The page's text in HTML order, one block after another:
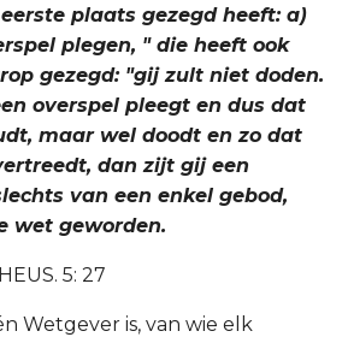
eerste plaats gezegd heeft: a)
plegen, " die heeft ook
gezegd: "gij zult niet doden.
overspel pleegt en dus dat
maar wel doodt en zo dat
dan zijt gij een
van een enkel gebod,
wet geworden.
5: 27
Wetgever is, van wie elk